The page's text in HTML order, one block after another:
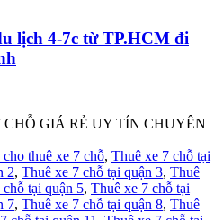
lịch 4-7c từ TP.HCM đi
GIÁ RẺ UY TÍN CHUYÊN
thuê xe 7 chỗ, Thuê xe 7 chỗ tại
2, Thuê xe 7 chỗ tại quận 3, Thuê
tại quận 5, Thuê xe 7 chỗ tại
7, Thuê xe 7 chỗ tại quận 8, Thuê